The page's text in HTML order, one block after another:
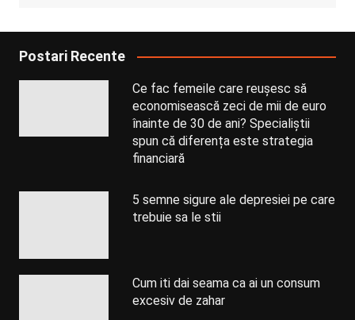
Postari Recente
Ce fac femeile care reușesc să
economisească zeci de mii de euro
înainte de 30 de ani? Specialiștii
spun că diferența este strategia
financiară
5 semne sigure ale depresiei pe care
trebuie sa le stii
Cum iti dai seama ca ai un consum
excesiv de zahar